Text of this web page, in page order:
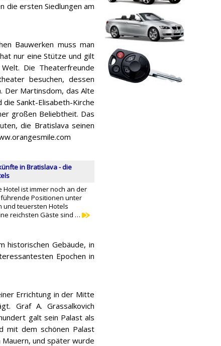
die ersten Siedlungen am
Bauwerken muss man
nur eine Stütze und gilt
Die Theaterfreunde
besuchen, dessen
Der Martinsdom, das Alte
die Sankt-Elisabeth-Kirche
großen Beliebtheit. Das
die Bratislava seinen
in Bratislava - die
Hotel ist immer noch an der
Positionen unter
und teuersten Hotels
reichsten Gäste sind …
historischen Gebäude, in
Epochen in
Errichtung in der Mitte
Graf A. Grassalkovich
galt sein Palast als
mit dem schönen Palast
und später wurde